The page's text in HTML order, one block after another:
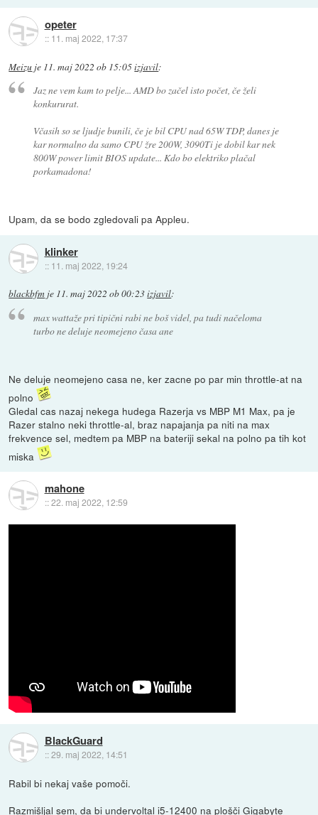
opeter
:: 11. maj 2022, 17:37
Meizu je 11. maj 2022 ob 15:05izjavil:
Jaz ne vem kam to pelje... AMD bo začel isto počet, če želi
konkururat.
Včasih so se ljudje bunili, če je bil CPU nad 65W TDP, danes je
kar normalno da samo CPU žre 200W, 3090Ti je dobil kar nek
800W power limit BIOS update... Kdo bo elektriko plačal
porkamadona!
Upam, da se bodo zgledovali pa Appleu.
klinker
:: 11. maj 2022, 19:24
blackbfm je 11. maj 2022 ob 00:23izjavil:
max wattaže pri tipični rabi ne boš videl, pa tudi načeloma
turbo ne deluje neomejeno časa ane
Ne deluje neomejeno casa ne, ker zacne po par min throttle-at na
polno
Gledal cas nazaj nekega hudega Razerja vs MBP M1 Max, pa je
Razer stalno neki throttle-al, braz napajanja pa niti na max
frekvence sel, medtem pa MBP na bateriji sekal na polno pa tih kot
miska
mahone
::22. maj 2022, 12:59
BlackGuard
::29. maj 2022, 14:51
Rabil bi nekaj vaše pomoči.
Razmišljal sem, da bi undervoltal i5-12400 na plošči Gigabyte